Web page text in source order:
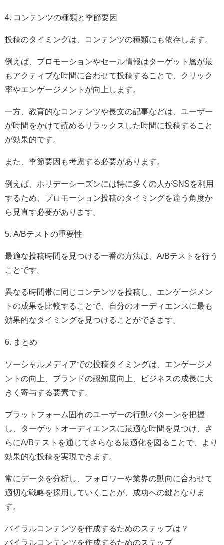
4. コンテンツの種類と季節要因
投稿のタイミングは、コンテンツの種類にも依存します。
例えば、プロモーションやセール情報はターゲット層が最
もアクティブな時間に合わせて投稿することで、クリック
率やエンゲージメントが向上します。
一方、教育的なコンテンツや長文の記事などは、ユーザー
が時間をかけて読めるリラックスした時間に投稿すること
が効果的です。
また、季節要因も考慮する必要があります。
例えば、ホリデーシーズンには特に多くの人がSNSを利用
するため、プロモーション投稿のタイミングを違う角度か
ら見直す必要があります。
5. A/Bテストの重要性
最適な投稿時間を見つける一番の方法は、A/Bテストを行う
ことです。
異なる時間帯に同じコンテンツを投稿し、エンゲージメン
トの成果を比較することで、自分のオーディエンスに最も
効果的なタイミングを見つけることができます。
6. まとめ
ソーシャルメディアでの投稿タイミングは、エンゲージメ
ントの向上、ブランドの認知度向上、ビジネスの成長に大
きく寄与する要素です。
プラットフォーム固有のユーザーの行動パターンを把握
し、ターゲットオーディエンスに最適な時間を見つけ、さ
らにA/Bテストを通じてさらなる最適化を図ることで、より
効果的な投稿を実現できます。
常にデータを分析し、フォロワーや業界の動向に合わせて
適切な戦略を採用していくことが、成功への鍵となりま
す。
バイラルコンテンツを作成するためのステップは？
バイラルコンテンツを作成するためのステップ